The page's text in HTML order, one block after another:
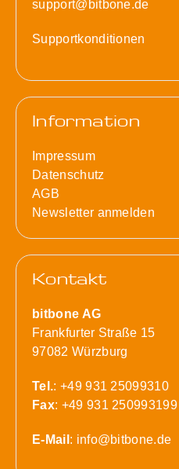
support@bitbone.de
Supportkonditionen
Information
Impressum
Datenschutz
AGB
Newsletter anmelden
Kontakt
bitbone AG
Frankfurter Straße 15
97082 Würzburg
Tel.: +49 931 25099310
Fax: +49 931 250993199
E-Mail : info@bitbone.de